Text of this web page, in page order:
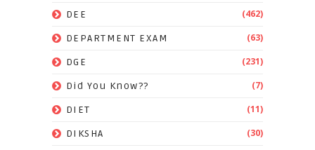
DEE (462)
DEPARTMENT EXAM (63)
DGE (231)
Did You Know?? (7)
DIET (11)
DIKSHA (30)